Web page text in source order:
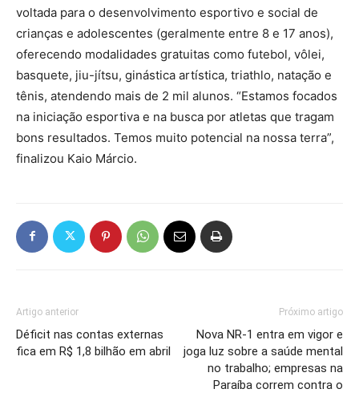
voltada para o desenvolvimento esportivo e social de
crianças e adolescentes (geralmente entre 8 e 17 anos),
oferecendo modalidades gratuitas como futebol, vôlei,
basquete, jiu-jítsu, ginástica artística, triathlo, natação e
tênis, atendendo mais de 2 mil alunos. “Estamos focados
na iniciação esportiva e na busca por atletas que tragam
bons resultados. Temos muito potencial na nossa terra”,
finalizou Kaio Márcio.
Artigo anterior
Déficit nas contas externas
fica em R$ 1,8 bilhão em abril
Próximo artigo
Nova NR-1 entra em vigor e
joga luz sobre a saúde mental
no trabalho; empresas na
Paraíba correm contra o